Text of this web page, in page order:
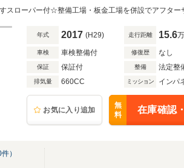
年式 2017 (H29) 走行距離 15.6
車検 車検整備付 修復歴 なし
保証 保証付 整備 法定整
排気量 660CC ミッション インパ
お気に入り追加
無
料
在庫確認
件）